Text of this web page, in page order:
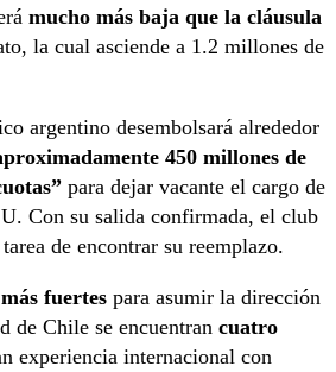
mucho más baja que la cláusula
la cual asciende a 1.2 millones de
argentino desembolsará alrededor
450 millones de
para dejar vacante el cargo de
Con su salida confirmada, el club
de encontrar su reemplazo.
fuertes para asumir la dirección
de Chile se encuentran cuatro
experiencia internacional con